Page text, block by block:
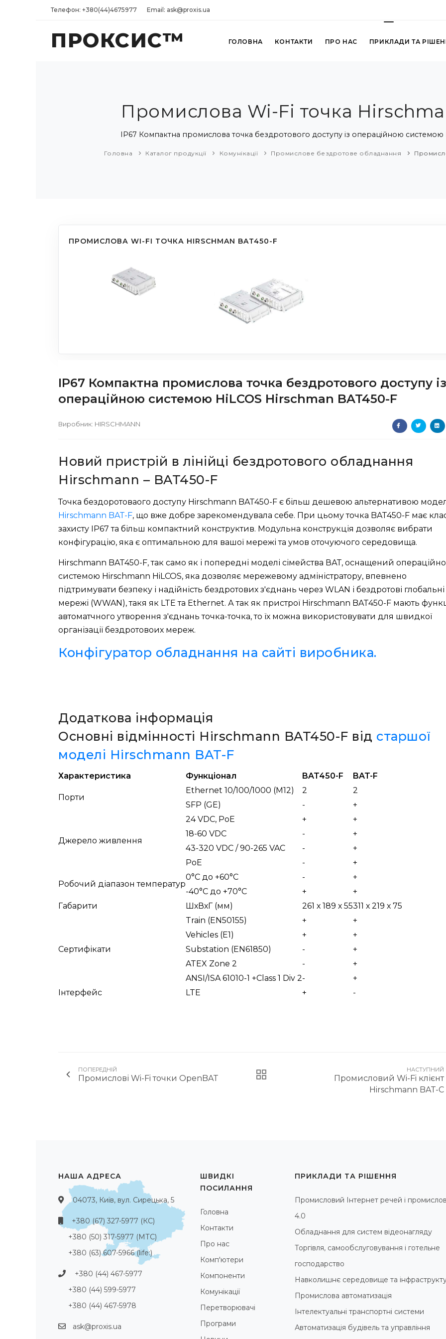
Телефон: +380(44)4675977 Email: ask@proxis.ua
ПРОКСИС™ ГОЛОВНА КОНТАКТИ ПРО НАС ПРИКЛАДИ ТА
Промислова Wi-Fi точка
IP67 Компактна промислова точка бездротового доступу із операційною системою
Головна Каталог продукції Комунікації Промислове бездротове обладнання
ПРОМИСЛОВА WI-FI ТОЧКА HIRSCHMAN BAT450-F
IP67 Компактна промислова точка бездротового доступу із
операційною системою HiLCOS Hirschman BAT450-F
Виробник: HIRSCHMANN
Новий пристрій в лінійці бездротового обладнання
Hirschmann – BAT450-F
Точка бездоротоваого доступу Hirschmann BAT450-F є більш дешевою альтернативою
Hirschmann BAT-F, що вже добре зарекомендувала себе. При цьому точка BAT450-F має
захисту IP67 та більш компактний конструктив. Модульна конструкція дозволяє вибрати
конфігурацію, яка є оптимальною для вашої мережі та умов оточуючого середовища.
Hirschmann BAT450-F, так само як і попередні моделі сімейства ВАТ, оснащений
системою Hirschmann HiLCOS, яка дозволяє мережевому адміністратору, впевнено
підтримувати безпеку і надійність бездротових з'єднань через WLAN і бездротові глобальні
мережі (WWAN), такя як LTE та Ethernet. А так як пристрої Hirschmann BAT450-F мають
автоматчного утворення з'єднань точка-точка, то їх можна використовувати для швидкої
організації бездротовоих мереж.
Конфігуратор обладнання на сайті виробника.
Додаткова інформація
Основні відмінності Hirschmann BAT450-F від старшої
моделі Hirschmann BAT-F
Характеристика Функціонал BAT450-F BAT-F
Порти
Ethernet 10/100/1000 (M12) 2
2
SFP (GE)
- +
Джерело живлення
24 VDC, PoE +
+
18-60 VDC
-
+
43-320 VDC / 90-265 VAC
-
+
PoE
- +
Робочий діапазон температур
0°С до +60°С -
+
-40°С до +70°С
+
+
Габарити
ШхВхГ (мм) 261 х 189 х 55311 х 219 х 75
Сертифікати
Train (EN50155) +
+
Vehicles (E1)
+
+
Substation (EN61850)
-
+
ATEX Zone 2
-
+
ANSI/ISA 61010-1 +Class 1 Div 2-
+
Інтерфейс
LTE + -
ПОПЕРЕДНІЙ
Промислові Wi-Fi точки OpenBAT
НАСТУПНИЙ
Промисловий Wi-Fi клієнт
Hirschmann BAT-C
НАША АДРЕСА
04073, Київ, вул. Сирецька, 5
+380 (67) 327-5977 (КС)
+380 (50) 317-5977 (МТС)
+380 (63) 607-5966 (life:)
+380 (44) 467-5977
+380 (44) 599-5977
+380 (44) 467-5978
ask@proxis.ua
ШВИДКІ
ПОСИЛАННЯ
Головна
Контакти
Про нас
Комп'ютери
Компоненти
Комунікації
Перетворювачі
Програми
ПРИКЛАДИ ТА РІШЕННЯ
Промисловий Інтернет речей і
4.0
Обладнання для систем відеонагляду
Торгівля, самообслуговування і готельне
господарство
Навколишнє середовище та
Промислова автоматизація
Інтелектуальні транспортні системи
Автоматизація будівель та управління